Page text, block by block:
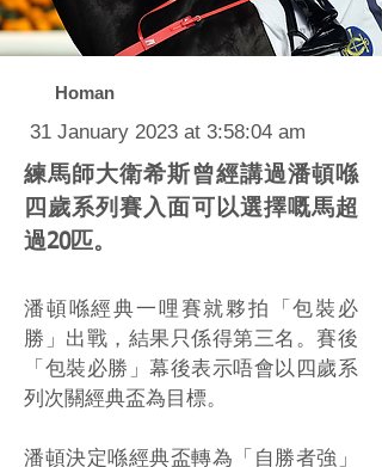
Homan
31 January 2023 at 3:58:04 am
練馬師大衛希斯曾經講過潘頓喺
四歲系列賽入面可以選擇嘅馬超
過20匹。
潘頓喺經典一哩賽就夥拍「包裝必
勝」出戰，結果只係得第三名。賽後
「包裝必勝」幕後表示唔會以四歲系
列次關經典盃為目標。
潘頓決定喺經典盃轉為「自勝者強」